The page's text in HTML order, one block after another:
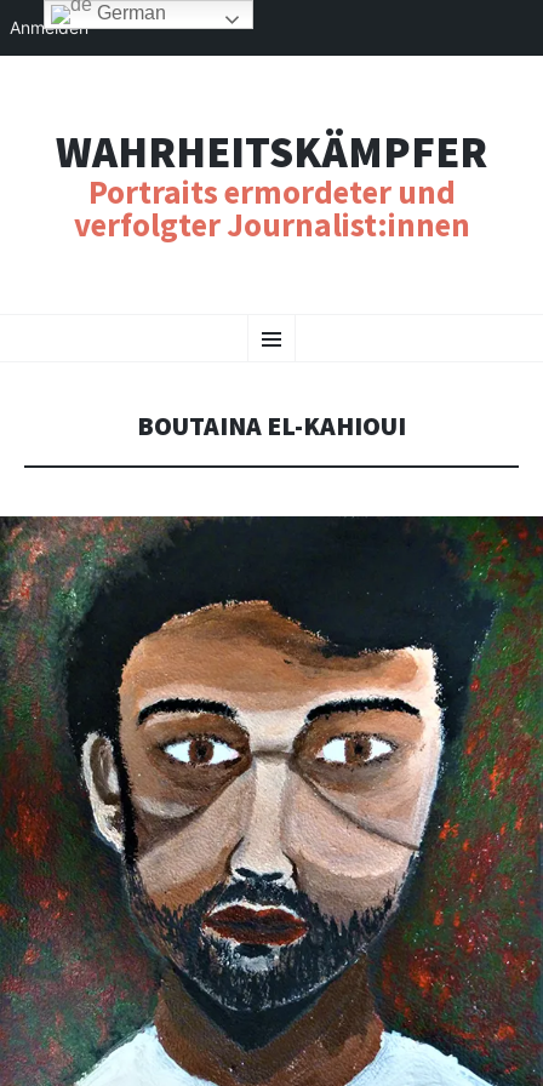
WAHRHEITSKÄMPFER
Portraits ermordeter und
verfolgter Journalist:innen
Menu
TO
BOUTAINA EL-KAHIOUI
German
Anmelden